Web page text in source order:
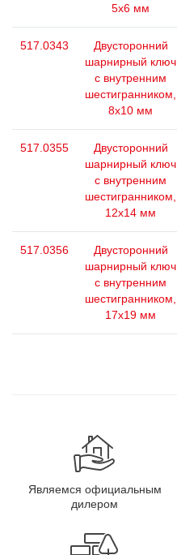
5x6 мм
517.0343
Двусторонний
шарнирный ключ
с внутренним
шестигранником,
8х10 мм
517.0355
Двусторонний
шарнирный ключ
с внутренним
шестигранником,
12х14 мм
517.0356
Двусторонний
шарнирный ключ
с внутренним
шестигранником,
17х19 мм
Являемся официальным
дилером